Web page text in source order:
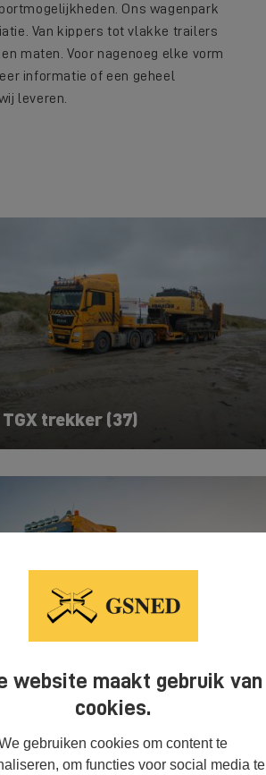
website maakt gebruik van
cookies.
gebruiken cookies om content te
om functies voor social media te
Ons wagenpark
Van kippers tot vlakke trailers
maten. Voor nagenoeg elke vorm
informatie of een geheel
leveren.
TGX trekker (37)
TGX trekker (51)